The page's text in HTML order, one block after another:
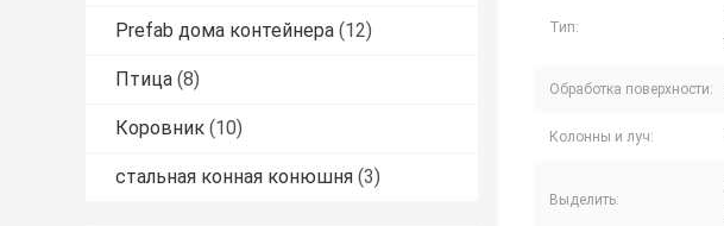
Prefab дома контейнера (12)
Птица (8)
Коровник (10)
стальная конная конюшня (3)
Тип:
Обработка поверхности:
Колонны и луч:
Выделить: